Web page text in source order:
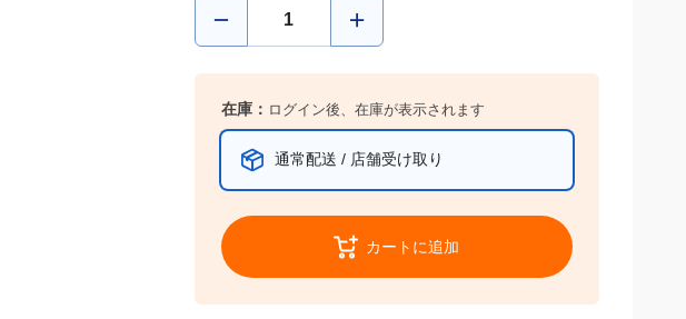
在庫： ログイン後、在庫が表示されます
通常配送 / 店舗受け取り
カートに追加